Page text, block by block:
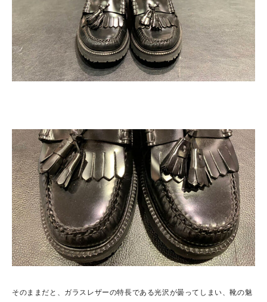
そのままだと、ガラスレザーの特長である光沢が曇ってしまい、靴の魅